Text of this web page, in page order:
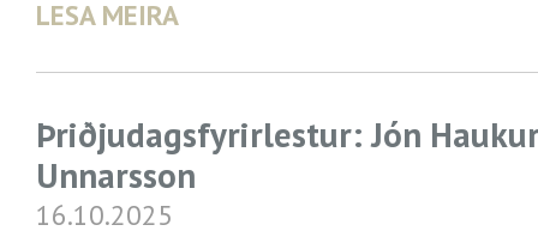
LESA MEIRA
Þriðjudagsfyrirlestur: Jón
Unnarsson
16.10.2025